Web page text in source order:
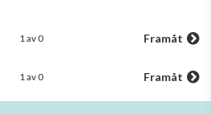
1 av 0 Framåt
1 av 0 Framåt